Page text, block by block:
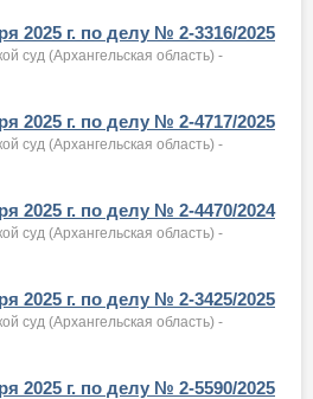
2025 г. по делу № 2-3316/2025
суд (Архангельская область) -
2025 г. по делу № 2-4717/2025
суд (Архангельская область) -
2025 г. по делу № 2-4470/2024
суд (Архангельская область) -
2025 г. по делу № 2-3425/2025
суд (Архангельская область) -
2025 г. по делу № 2-5590/2025